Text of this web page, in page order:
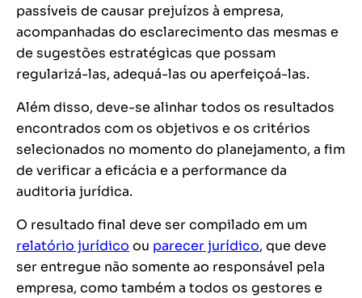
passíveis de causar prejuízos à empresa,
acompanhadas do esclarecimento das mesmas e
de sugestões estratégicas que possam
regularizá-las, adequá-las ou aperfeiçoá-las.
Além disso, deve-se alinhar todos os resultados
encontrados com os objetivos e os critérios
selecionados no momento do planejamento, a fim
de verificar a eficácia e a performance da
auditoria jurídica.
O resultado final deve ser compilado em um
relatório jurídico ou parecer jurídico, que deve
ser entregue não somente ao responsável pela
empresa, como também a todos os gestores e